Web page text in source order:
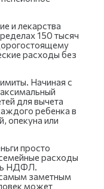
и лекарства
150 тысяч
расходы без
Начиная с
для вычета
ребенка в
опекуна или
просто
расходы
НДФЛ.
заметным
может